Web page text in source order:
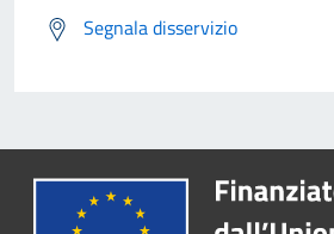
Segnala disservizio